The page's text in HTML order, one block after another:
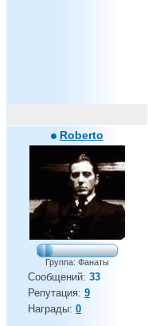
Roberto
Группа: Фанаты
Сообщений: 33
Репутация: 9
Награды: 0